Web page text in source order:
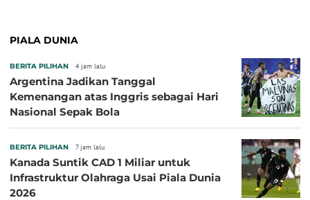
PIALA DUNIA
BERITA PILIHAN 4 jam lalu
Argentina Jadikan Tanggal
Kemenangan atas Inggris sebagai Hari
Nasional Sepak Bola
BERITA PILIHAN 7 jam lalu
Kanada Suntik CAD 1 Miliar untuk
Infrastruktur Olahraga Usai Piala Dunia
2026